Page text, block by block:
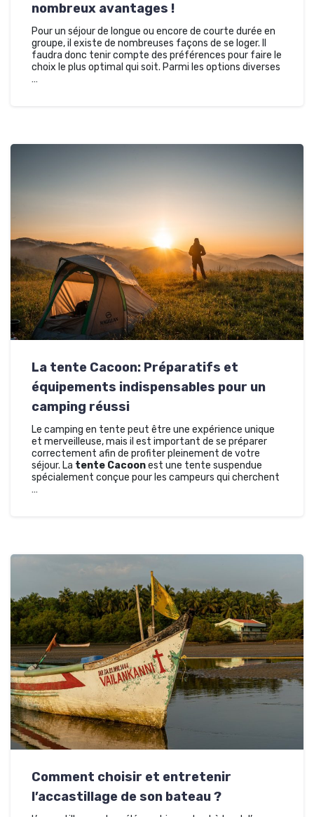
nombreux avantages !
Pour un séjour de longue ou encore de courte durée en
groupe, il existe de nombreuses façons de se loger. Il
faudra donc tenir compte des préférences pour faire le
choix le plus optimal qui soit. Parmi les options diverses
…
La tente Cacoon: Préparatifs et
équipements indispensables pour un
camping réussi
Le camping en tente peut être une expérience unique
et merveilleuse, mais il est important de se préparer
correctement afin de profiter pleinement de votre
séjour. La tente Cacoonest une tente suspendue
spécialement conçue pour les campeurs qui cherchent
…
Comment choisir et entretenir
l’accastillage de son bateau ?